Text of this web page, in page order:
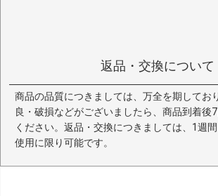
返品・交換について
商品の品質につきましては、万全を期してお
良・破損などがございましたら、商品到着後
ください。返品・交換につきましては、1週
使用に限り可能です。